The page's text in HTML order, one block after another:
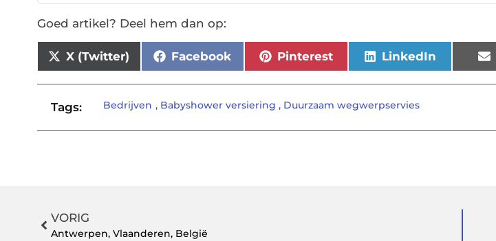
Goed artikel? Deel hem dan op:
X (Twitter) Facebook Pinterest LinkedIn
Tags: Bedrijven , Babyshower versiering , Duurzaam wegwerpservies
VORIG
Antwerpen, Vlaanderen, België